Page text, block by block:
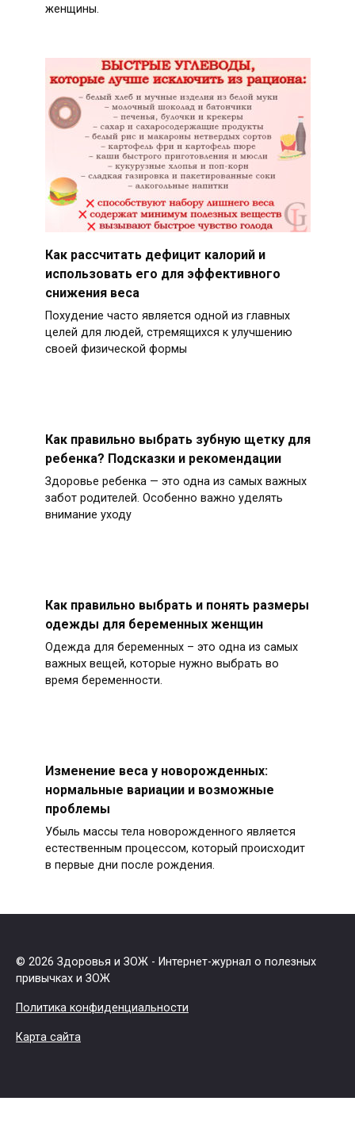
женщины.
Как рассчитать дефицит калорий и
использовать его для эффективного
снижения веса
Похудение часто является одной из главных
целей для людей, стремящихся к улучшению
своей физической формы
Как правильно выбрать зубную щетку для
ребенка? Подсказки и рекомендации
Здоровье ребенка — это одна из самых важных
забот родителей. Особенно важно уделять
внимание уходу
Как правильно выбрать и понять размеры
одежды для беременных женщин
Одежда для беременных – это одна из самых
важных вещей, которые нужно выбрать во
время беременности.
Изменение веса у новорожденных:
нормальные вариации и возможные
проблемы
Убыль массы тела новорожденного является
естественным процессом, который происходит
в первые дни после рождения.
© 2026 Здоровья и ЗОЖ - Интернет-журнал о полезных
привычках и ЗОЖ
Политика конфиденциальности
Карта сайта